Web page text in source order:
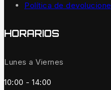
Política de
HORARIOS
Lunes a Viernes
10:00 - 14:00